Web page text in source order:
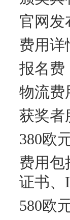
官网发
费用详
报名费
物流费
获奖者
380欧
费用包
证书、
580欧